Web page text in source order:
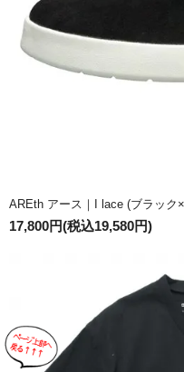
AREth アース｜I lace (ブラック
17,800円(税込19,580円)